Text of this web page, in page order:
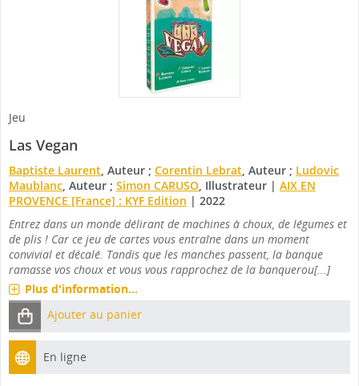
Jeu
Las Vegan
Baptiste Laurent, Auteur ; Corentin Lebrat, Auteur ; Ludovic
Maublanc, Auteur ; Simon CARUSO, Illustrateur | AIX EN
PROVENCE [France] : KYF Edition | 2022
Entrez dans un monde délirant de machines à choux, de légumes et
de plis ! Car ce jeu de cartes vous entraîne dans un moment
convivial et décalé. Tandis que les manches passent, la banque
ramasse vos choux et vous vous rapprochez de la banquerou[...]
Plus d'information...
Ajouter au panier
En ligne